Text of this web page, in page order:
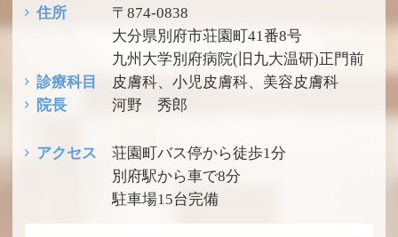
住所
〒874-0838
大分県別府市荘園町41番8号
九州大学別府病院(旧九大温研)正門前
診療科目
皮膚科、小児皮膚科、美容皮膚科
院長
河野 秀郎
アクセス 荘園町バス停から徒歩1分
別府駅から車で8分
駐車場15台完備